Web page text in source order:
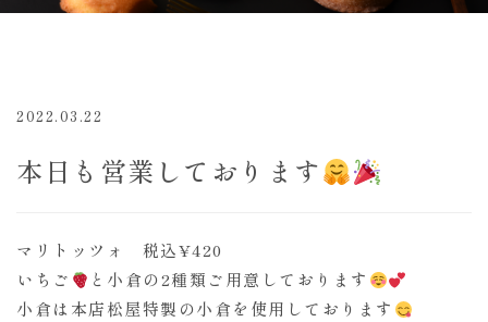
2022.03.22
本日も営業しております
マリトッツォ 税込¥420
いちご
と小倉の2種類ご用意しております
小倉は本店松屋特製の小倉を使用しております